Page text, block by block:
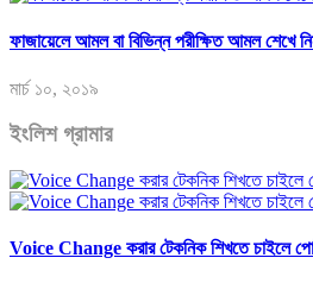
ফাজায়েলে আমল বা বিভিন্ন পরীক্ষিত আমল শেখে
মার্চ ১০, ২০১৯
ইংলিশ গ্রামার
Voice Change করার টেকনিক শিখতে চাইলে